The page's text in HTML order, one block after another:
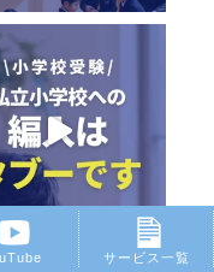
サービス一覧